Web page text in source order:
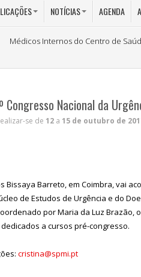
NOTÍCIAS AGENDA
Médicos Internos do Centro de
Congresso Nacional da
se de 12 a 15 de outubro de
Bissaya Barreto, em Coimbra, vai
de Estudos de Urgência e do
por Maria da Luz
a cursos pré-congresso.
cristina@spmi.pt